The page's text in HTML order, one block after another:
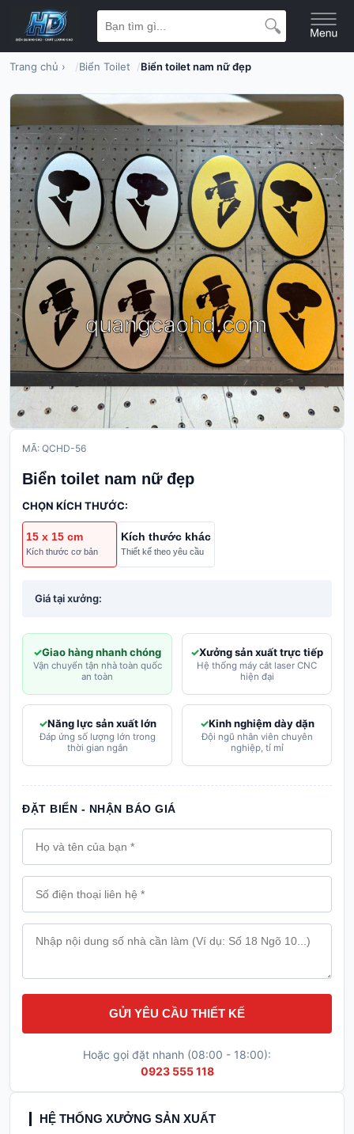
Trang chủ › Biển Toilet Biển toilet nam nữ đẹp
MÃ: QCHD-56
Biển toilet nam nữ đẹp
CHỌN KÍCH THƯỚC:
15 x 15 cm
Kích thước cơ bản
Kích thước khác
Thiết kế theo yêu cầu
Giá tại xưởng:
Giao hàng nhanh chóng
Vận chuyển tận nhà toàn quốc
an toàn
Xưởng sản xuất trực tiếp
Hệ thống máy cắt laser CNC
hiện đại
Năng lực sản xuất lớn
Đáp ứng số lượng lớn trong
thời gian ngắn
Kinh nghiệm dày dặn
Đội ngũ nhân viên chuyên
nghiệp, tỉ mỉ
ĐẶT BIỂN - NHẬN BÁO GIÁ
GỬI YÊU CẦU THIẾT KẾ
Hoặc gọi đặt nhanh (08:00 - 18:00):
0923 555 118
HỆ THỐNG XƯỞNG SẢN XUẤT